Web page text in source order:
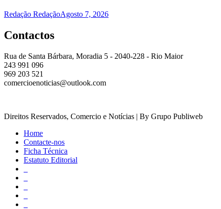
Redação RedaçãoAgosto 7, 2026
Contactos
Rua de Santa Bárbara, Moradia 5 - 2040-228 - Rio Maior
243 991 096
969 203 521
comercioenoticias@outlook.com
Direitos Reservados, Comercio e Notícias | By Grupo Publiweb
Home
Contacte-nos
Ficha Técnica
Estatuto Editorial